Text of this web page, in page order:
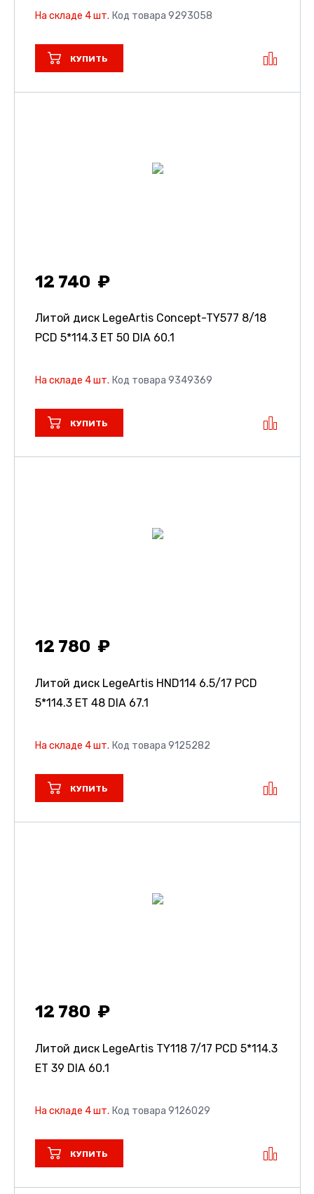
На складе 4 шт. Код товара 9293058
КУПИТЬ
12 740
Литой диск LegeArtis Concept-TY577 8/18
PCD 5*114.3 ET 50 DIA 60.1
На складе 4 шт. Код товара 9349369
КУПИТЬ
12 780
Литой диск LegeArtis HND114 6.5/17 PCD
5*114.3 ET 48 DIA 67.1
На складе 4 шт. Код товара 9125282
КУПИТЬ
12 780
Литой диск LegeArtis TY118 7/17 PCD 5*114.3
ET 39 DIA 60.1
На складе 4 шт. Код товара 9126029
КУПИТЬ